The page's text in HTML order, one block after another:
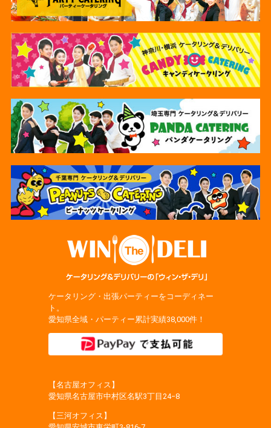
ケータリング・出張パーティーをコーディネー
ト。
愛知県全域・パーティー累計実績38,000件！
【名古屋オフィス】
愛知県名古屋市中村区名駅3丁目24−8
【三河オフィス】